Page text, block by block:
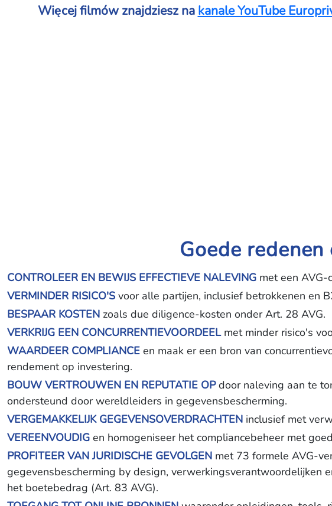
Więcej filmów znajdziesz na kanale YouTube
Goede
CONTROLEER EN BEWIJS EFFECTIEVE NALEVING met een
VERMINDER RISICO'S voor alle partijen, inclusief betrokkenen en
BESPAAR KOSTEN zoals due diligence-kosten onder Art. 28 AVG.
VERKRIJG EEN CONCURRENTIEVOORDEELmet minder risico's
WAARDEER COMPLIANCE en maak er een bron van
rendement op investering.
BOUW VERTROUWEN EN REPUTATIE OPdoor naleving aan te
ondersteund door wereldleiders in gegevensbescherming.
VERGEMAKKELIJK GEGEVENSOVERDRACHTEN inclusief met
VEREENVOUDIG en homogeniseer het compliancebeheer met
PROFITEER VAN JURIDISCHE GEVOLGEN met 73 formele AVG-
gegevensbescherming by design, verwerkingsverantwoordelijken
het boetebedrag (Art. 83 AVG).